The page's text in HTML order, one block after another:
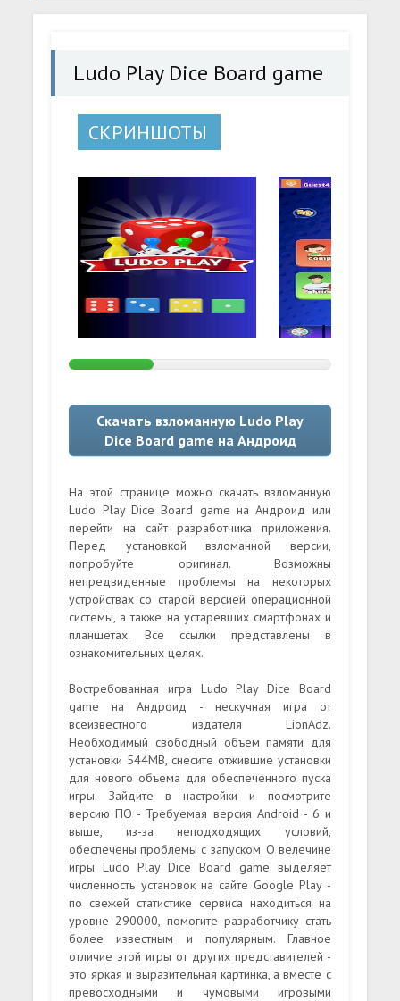
Ludo Play Dice Board game (Разблокировано все) на
Ludo Play Dice Board game
СКРИНШОТЫ
Скачать взломанную Ludo Play
Dice Board game на Андроид
На этой странице можно скачать взломанную
Ludo Play Dice Board game на Андроид или
перейти на сайт разработчика приложения.
Перед установкой взломанной версии,
попробуйте оригинал. Возможны
непредвиденные проблемы на некоторых
устройствах со старой версией операционной
системы, а также на устаревших смартфонах и
планшетах. Все ссылки представлены в
ознакомительных целях.
Востребованная игра Ludo Play Dice Board
game на Андроид - нескучная игра от
всеизвестного издателя LionAdz.
Необходимый свободный объем памяти для
установки 544MB, снесите отжившие установки
для нового объема для обеспеченного пуска
игры. Зайдите в настройки и посмотрите
версию ПО - Требуемая версия Android - 6 и
выше, из-за неподходящих условий,
обеспечены проблемы с запуском. О велечине
игры Ludo Play Dice Board game выделяет
численность установок на сайте Google Play -
по свежей статистике сервиса находиться на
уровне 290000, помогите разработчику стать
более известным и популярным. Главное
отличие этой игры от других представителей -
это яркая и выразительная картинка, а вместе с
превосходными и чумовыми игровыми